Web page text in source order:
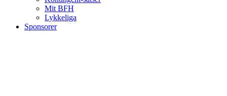
Mit BFH
Lykkeliga
Sponsorer